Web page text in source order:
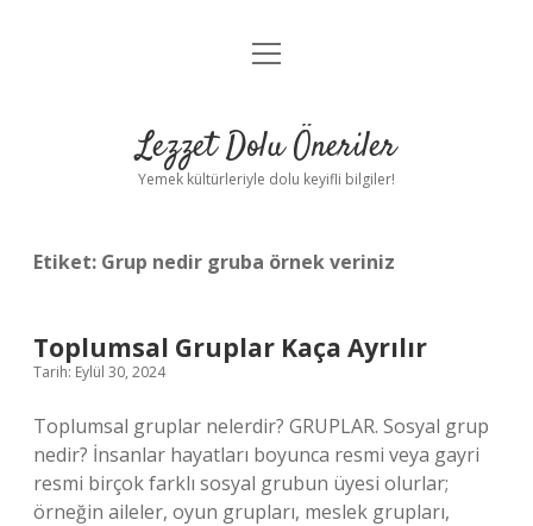
Anasayfa
Yasal Uyarı
menüyü
Lezzet Dolu Öneriler
Yemek kültürleriyle dolu keyifli bilgiler!
Etiket: Grup nedir gruba örnek veriniz
Toplumsal Gruplar Kaça Ayrılır
Tarih: Eylül 30, 2024
Toplumsal gruplar nelerdir? GRUPLAR. Sosyal grup
nedir? İnsanlar hayatları boyunca resmi veya gayri
resmi birçok farklı sosyal grubun üyesi olurlar;
örneğin aileler, oyun grupları, meslek grupları,